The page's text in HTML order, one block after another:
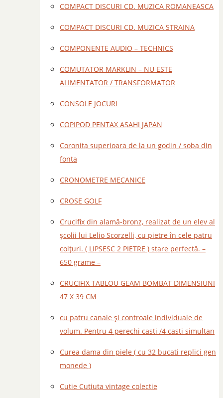
COMPACT DISCURI CD. MUZICA ROMANEASCA
COMPACT DISCURI CD. MUZICA STRAINA
COMPONENTE AUDIO – TECHNICS
COMUTATOR MARKLIN – NU ESTE
ALIMENTATOR / TRANSFORMATOR
CONSOLE JOCURI
COPIPOD PENTAX ASAHI JAPAN
Coronita superioara de la un godin / soba din
fonta
CRONOMETRE MECANICE
CROSE GOLF
Crucifix din alamă-bronz, realizat de un elev al
școlii lui Lelio Scorzelli, cu pietre în cele patru
colțuri. ( LIPSESC 2 PIETRE ) stare perfectă. –
650 grame –
CRUCIFIX TABLOU GEAM BOMBAT DIMENSIUNI
47 X 39 CM
cu patru canale și controale individuale de
volum. Pentru 4 perechi casti /4 casti simultan
Curea dama din piele ( cu 32 bucati replici gen
monede )
Cutie Cutiuta vintage colectie